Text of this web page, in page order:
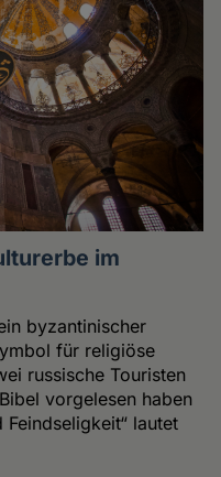
im
byzantinischer
für religiöse
russische Touristen
vorgelesen haben
lautet